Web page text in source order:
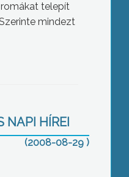
telepít
mindezt
NAPI HÍREI
(2008-08-29 )
is korábban
felvonulások